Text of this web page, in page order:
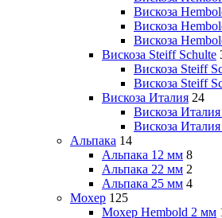
Вискоза
Вискоза
Вискоза
Вискоза Steiff Schulte
Вискоза Steiff
Вискоза Steiff
Вискоза Италия 24
Вискоза
Вискоза
Альпака 14
Альпака 12 мм 8
Альпака 22 мм 2
Альпака 25 мм 4
Мохер 125
Мохер Hembold 2 мм